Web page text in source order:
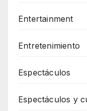
Entertainment
Entretenimiento
Espectáculos
Espectáculos y